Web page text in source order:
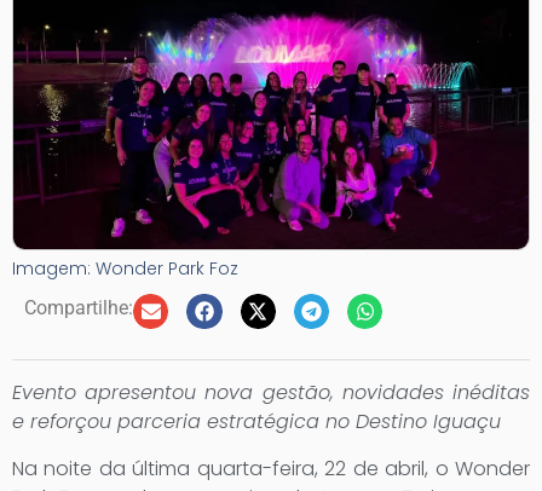
Imagem: Wonder Park Foz
Compartilhe:
Evento apresentou nova gestão, novidades inéditas
e reforçou parceria estratégica no Destino Iguaçu
Na noite da última quarta-feira, 22 de abril, o Wonder